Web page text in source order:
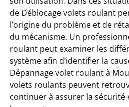
de Déblocage volets roulant
l’origine du problème et de
du mécanisme. Un
roulant peut examiner les
système afin d’identifier la
Dépannage volet roulant à
volets roulants peuvent
continuer à assurer la sécurité